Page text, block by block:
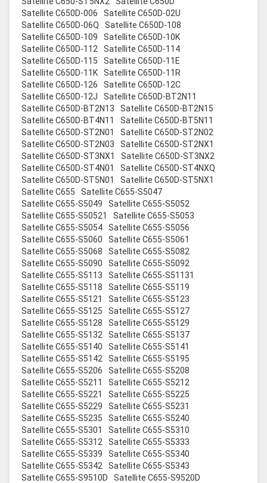
Satellite C650D-006
Satellite C650D-02U
Satellite C650D-06Q
Satellite C650D-108
Satellite C650D-109
Satellite C650D-10K
Satellite C650D-112
Satellite C650D-114
Satellite C650D-115
Satellite C650D-11E
Satellite C650D-11K
Satellite C650D-11R
Satellite C650D-126
Satellite C650D-12C
Satellite C650D-12J
Satellite C650D-BT2N11
Satellite C650D-BT2N13
Satellite C650D-BT2N15
Satellite C650D-BT4N11
Satellite C650D-BT5N11
Satellite C650D-ST2N01
Satellite C650D-ST2N02
Satellite C650D-ST2N03
Satellite C650D-ST2NX1
Satellite C650D-ST3NX1
Satellite C650D-ST3NX2
Satellite C650D-ST4N01
Satellite C650D-ST4NXQ
Satellite C650D-ST5N01
Satellite C650D-ST5NX1
Satellite C655
Satellite C655-S5047
Satellite C655-S5049
Satellite C655-S5052
Satellite C655-S50521
Satellite C655-S5053
Satellite C655-S5054
Satellite C655-S5056
Satellite C655-S5060
Satellite C655-S5061
Satellite C655-S5068
Satellite C655-S5082
Satellite C655-S5090
Satellite C655-S5092
Satellite C655-S5113
Satellite C655-S51131
Satellite C655-S5118
Satellite C655-S5119
Satellite C655-S5121
Satellite C655-S5123
Satellite C655-S5125
Satellite C655-S5127
Satellite C655-S5128
Satellite C655-S5129
Satellite C655-S5132
Satellite C655-S5137
Satellite C655-S5140
Satellite C655-S5141
Satellite C655-S5142
Satellite C655-S5195
Satellite C655-S5206
Satellite C655-S5208
Satellite C655-S5211
Satellite C655-S5212
Satellite C655-S5221
Satellite C655-S5225
Satellite C655-S5229
Satellite C655-S5231
Satellite C655-S5235
Satellite C655-S5240
Satellite C655-S5301
Satellite C655-S5310
Satellite C655-S5312
Satellite C655-S5333
Satellite C655-S5339
Satellite C655-S5340
Satellite C655-S5342
Satellite C655-S5343
Satellite C655-S9510D
Satellite C655-S9520D